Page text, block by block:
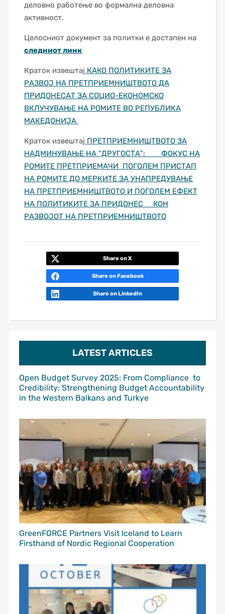
LATEST ARTICLES
Open Budget Survey 2025: From Compliance to
Credibility: Strengthening Budget Accountability
in the Western Balkans and Turkye
GreenFORCE Partners Visit Iceland to Learn
Firsthand of Nordic Regional Cooperation
деловно работење во формална деловна
активност.
Целосниот документ за политки е достапен на
следниот линк
Краток извештај КАКО ПОЛИТИКИТЕ ЗА
РАЗВОЈ НА ПРЕТПРИЕМНИШТВОТО ДА
ПРИДОНЕСАТ ЗА СОЦИО-ЕКОНОМСКО
ВКЛУЧУВАЊЕ НА РОМИТЕ ВО РЕПУБЛИКА
МАКЕДОНИЈА
Краток извештај ПРЕТПРИЕМНИШТВОТО ЗА
НАДМИНУВАЊЕ НА “ДРУГОСТА”: ФОКУС НА
РОМИТЕ ПРЕТПРИЕМАЧИ ПОГОЛЕМ ПРИСТАП
НА РОМИТЕ ДО МЕРКИТЕ ЗА УНАПРЕДУВАЊЕ
НА ПРЕТПРИЕМНИШТВОТО И ПОГОЛЕМ ЕФЕКТ
НА ПОЛИТИКИТЕ ЗА ПРИДОНЕС КОН
РАЗВОЈОТ НА ПРЕТПРИЕМНИШТВОТО
Share on X
Share on Facebook
Share on LinkedIn